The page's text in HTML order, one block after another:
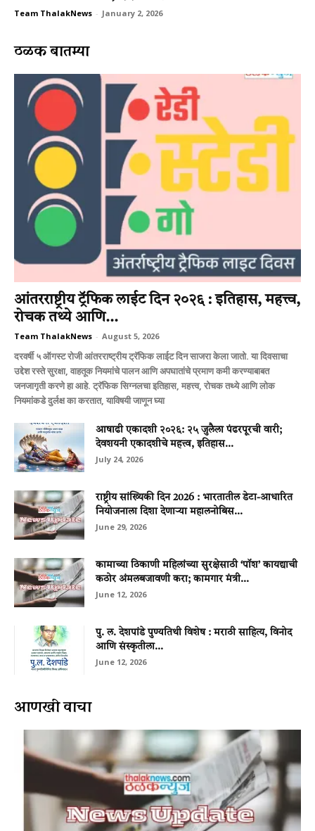
Team ThalakNews - January 2, 2026
ठळक बातम्या
आंतरराष्ट्रीय ट्रॅफिक लाईट दिन २०२६ : इतिहास, महत्त्व,
रोचक तथ्ये आणि...
Team ThalakNews - August 5, 2026
दरवर्षी ५ ऑगस्ट रोजी आंतरराष्ट्रीय ट्रॅफिक लाईट दिन साजरा केला जातो. या दिवसाचा
उद्देश रस्ते सुरक्षा, वाहतूक नियमांचे पालन आणि अपघातांचे प्रमाण कमी करण्याबाबत
जनजागृती करणे हा आहे. ट्रॅफिक सिग्नलचा इतिहास, महत्त्व, रोचक तथ्ये आणि लोक
नियमांकडे दुर्लक्ष का करतात, याविषयी जाणून घ्या
आषाढी एकादशी २०२६: २५ जुलैला पंढरपूरची वारी;
देवशयनी एकादशीचे महत्त्व, इतिहास...
July 24, 2026
राष्ट्रीय सांख्यिकी दिन 2026 : भारतातील डेटा-आधारित
नियोजनाला दिशा देणाऱ्या महालनोबिस...
June 29, 2026
कामाच्या ठिकाणी महिलांच्या सुरक्षेसाठी ‘पॉश’ कायद्याची
कठोर अंमलबजावणी करा; कामगार मंत्री...
June 12, 2026
पु. ल. देशपांडे पुण्यतिथी विशेष : मराठी साहित्य, विनोद
आणि संस्कृतीला...
June 12, 2026
आणखी वाचा